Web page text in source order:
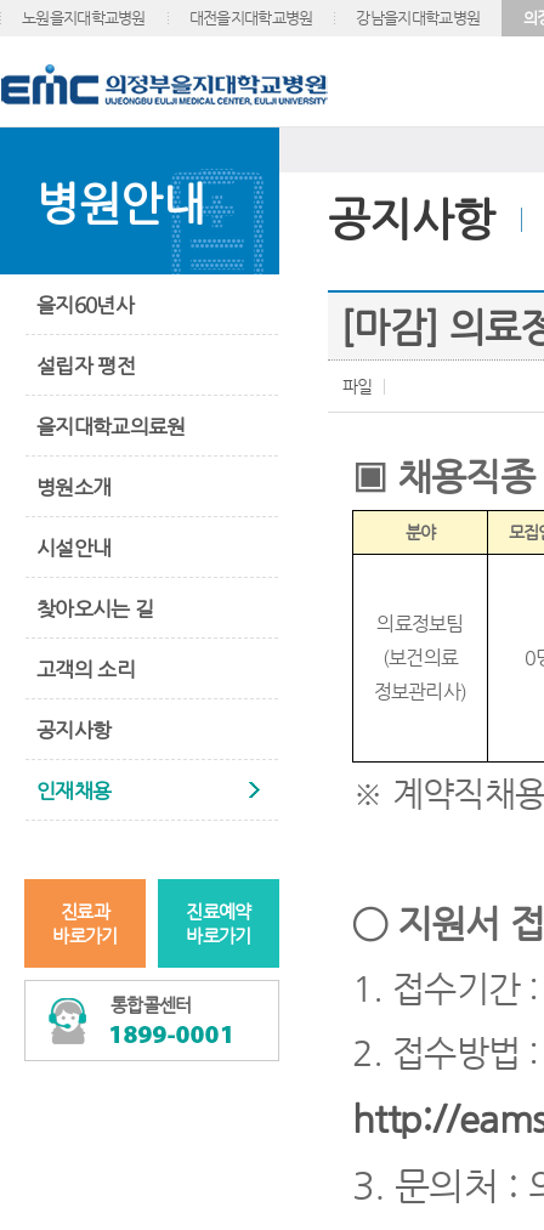
노원을지대학교병원 대전을지대학교병원 강남을지대학교병원 의
병원안내
을지60년사
설립자 평전
을지대학교의료원
병원소개
시설안내
찾아오시는 길
고객의 소리
공지사항
인재채용
진료과
바로가기
진료예약
바로가기
통합콜센터
공지사항
[마감] 의료
파일
▣ 채용직
분야 모집
의료정보팀
(보건의료
정보관리사)
0
※ 계약직채
◯ 지원서
1. 접수기간 :
2. 접수방법
http://
3. 문의처 :